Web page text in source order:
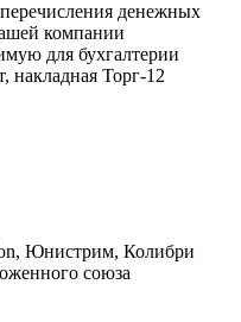
денежных
компании
для бухгалтерии
накладная Торг-12
Юнистрим, Колибри
союза